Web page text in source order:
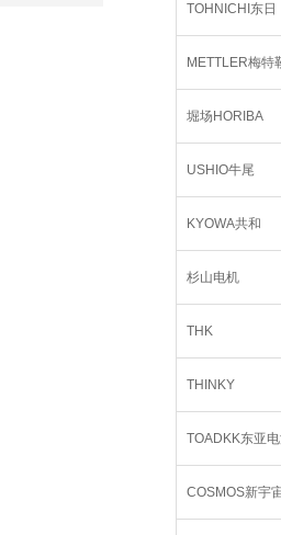
TOHNICHI东日
METTLER梅特
堀场HORIBA
USHIO牛尾
KYOWA共和
杉山电机
THK
THINKY
TOADKK东亚
COSMOS新宇